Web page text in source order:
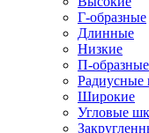
Г-образные
Длинные
Низкие
П-образные
Широкие
Угловые